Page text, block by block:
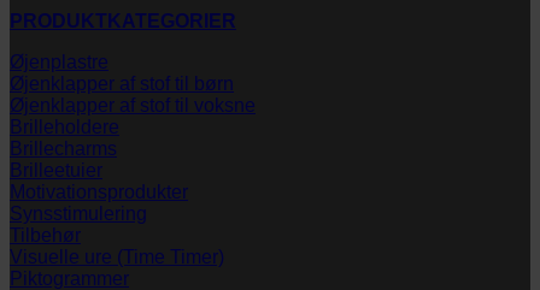
PRODUKTKATEGORIER
Øjenplastre
Øjenklapper af stof til børn
Øjenklapper af stof til voksne
Brilleholdere
Brillecharms
Brilleetuier
Motivationsprodukter
Synsstimulering
Tilbehør
Visuelle ure (Time Timer)
Piktogrammer